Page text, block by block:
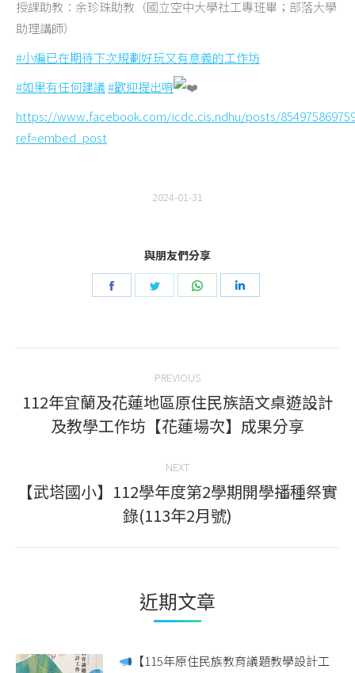
授課助教：余珍珠助教（國立空中大學社工專班畢；部落大學
助理講師）
#小編已在期待下次規劃好玩又有意義的工作坊
#如果有任何建議#歡迎提出唷
https://www.facebook.com/icdc.cis.ndhu/posts/
ref=embed_post
2024-01-31
與朋友們分享
Share
Share
Share
navigation
PREVIOUS
Previous
post:
112年宜蘭及花蓮地區原住民族語文桌遊設計
及教學工作坊【花蓮場次】成果分享
NEXT
Next
post:
【武塔國小】112學年度第2學期開學播種祭實
錄(113年2月號)
近期文章
【115年原住民族教育議題教學設計工